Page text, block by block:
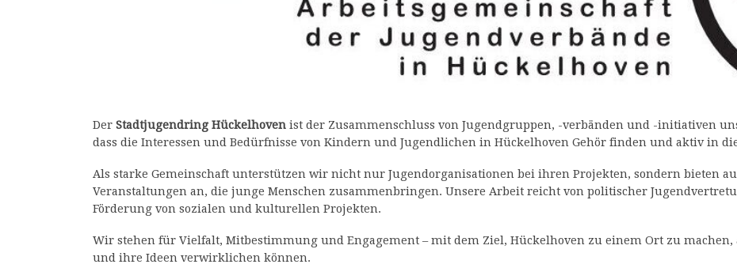
Der Stadtjugendring Hückelhoven ist der Zusammenschluss von Jugendgruppen, -verbänden und -initiativen
dass die Interessen und Bedürfnisse von Kindern und Jugendlichen in Hückelhoven Gehör finden und aktiv in
Als starke Gemeinschaft unterstützen wir nicht nur Jugendorganisationen bei ihren Projekten, sondern bieten
Veranstaltungen an, die junge Menschen zusammenbringen. Unsere Arbeit reicht von politischer
Förderung von sozialen und kulturellen Projekten.
Wir stehen für Vielfalt, Mitbestimmung und Engagement – mit dem Ziel, Hückelhoven zu einem Ort zu
und ihre Ideen verwirklichen können.